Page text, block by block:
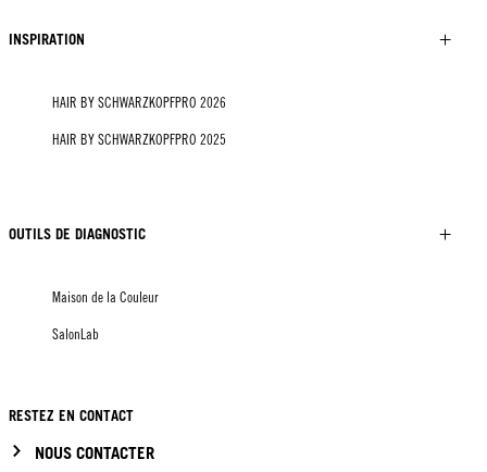
INSPIRATION
HAIR BY SCHWARZKOPFPRO 2026
HAIR BY SCHWARZKOPFPRO 2025
OUTILS DE DIAGNOSTIC
Maison de la Couleur
SalonLab
RESTEZ EN CONTACT
NOUS CONTACTER